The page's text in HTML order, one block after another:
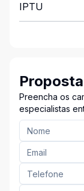
IPTU
Proposta
Preencha os
especialistas